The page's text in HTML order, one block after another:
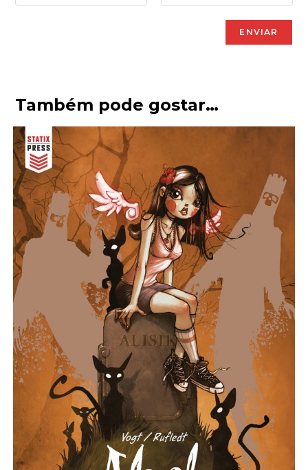
Também pode gostar…